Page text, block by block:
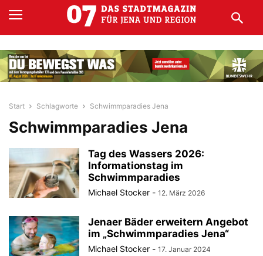
Start Schlagworte Schwimmparadies Jena
Schwimmparadies Jena
Tag des Wassers 2026:
Informationstag im
Schwimmparadies
Michael Stocker - 12. März 2026
Jenaer Bäder erweitern Angebot
im „Schwimmparadies Jena“
Michael Stocker - 17. Januar 2024